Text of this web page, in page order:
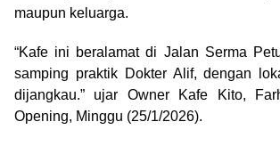
maupun keluarga.
“Kafe ini beralamat di Jalan Serma
samping praktik Dokter Alif, dengan
dijangkau.” ujar Owner Kafe Kito,
Opening, Minggu (25/1/2026).